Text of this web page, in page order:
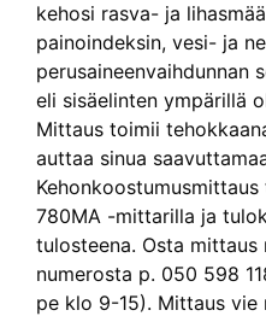
kehosi rasva- ja
painoindeksin, vesi- ja
perusaineenvaihdunnan
eli sisäelinten ympärillä
Mittaus toimii
auttaa sinua
780MA -mittarilla ja
tulosteena. Osta mittaus
numerosta p. 050 598
pe klo 9-15). Mittaus vie